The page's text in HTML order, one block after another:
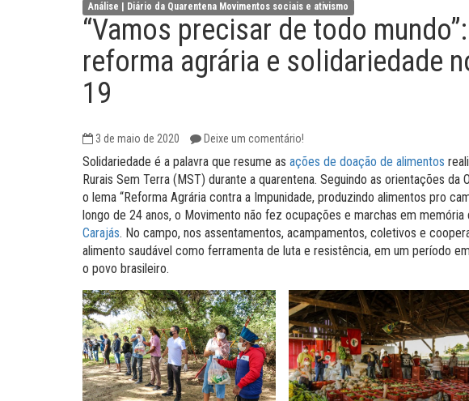
Análise | Diário da Quarentena Movimentos sociais e ativismo
“Vamos precisar de todo
reforma agrária e solidariedade
19
3 de maio de 2020 Deixe um comentário!
Solidariedade é a palavra que resume as ações de doação de alimentos
Rurais Sem Terra (MST) durante a quarentena. Seguindo as orientações da
o lema “Reforma Agrária contra a Impunidade, produzindo alimentos pro
longo de 24 anos, o Movimento não fez ocupações e marchas em
Carajás. No campo, nos assentamentos, acampamentos, coletivos e
alimento saudável como ferramenta de luta e resistência, em um período
o povo brasileiro.